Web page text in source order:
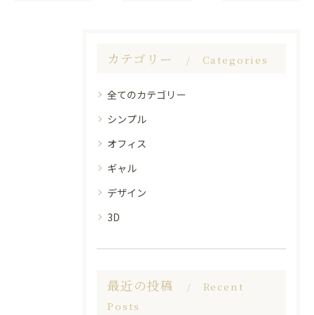
カテゴリー Categories
全てのカテゴリー
シンプル
オフィス
ギャル
デザイン
3D
最近の投稿
Recent
Posts